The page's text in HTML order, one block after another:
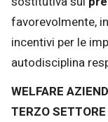
favorevolmente,
incentivi per le
autodisciplina
WELFARE
TERZO SETTORE